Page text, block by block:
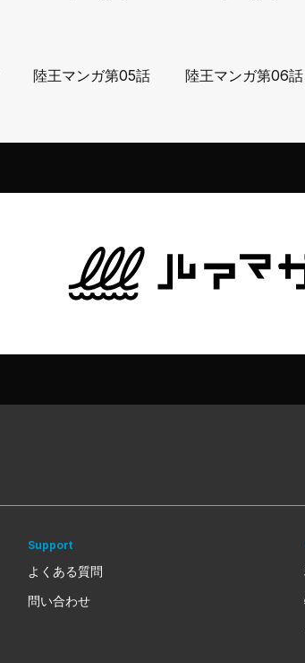
陸王マンガ第05話 陸王マンガ第06話
Support
よくある質問
問い合わせ